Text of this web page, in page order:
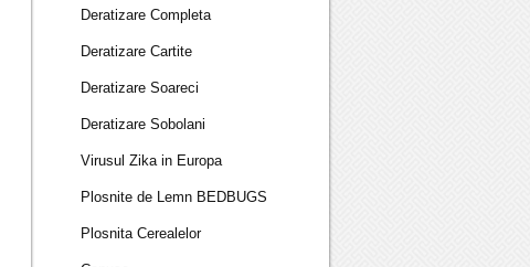
Deratizare Completa
Deratizare Cartite
Deratizare Soareci
Deratizare Sobolani
Virusul Zika in Europa
Plosnite de Lemn BEDBUGS
Plosnita Cerealelor